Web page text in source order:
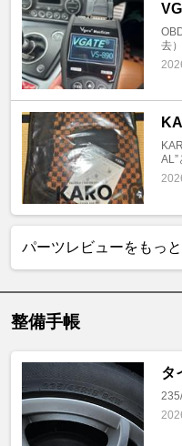
去
AL”
パーツレビューをもっ
整備手帳
タ